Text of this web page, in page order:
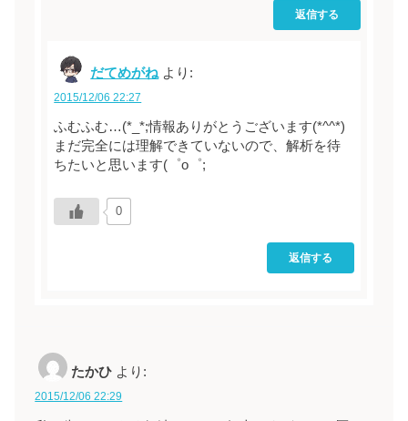
返信する
だてめがね より:
2015/12/06 22:27
ふむふむ…(*_*;情報ありがとうございます(*^^*)
まだ完全には理解できていないので、解析を待
ちたいと思います(゜o゜;
0
返信する
たかひ より:
2015/12/06 22:29